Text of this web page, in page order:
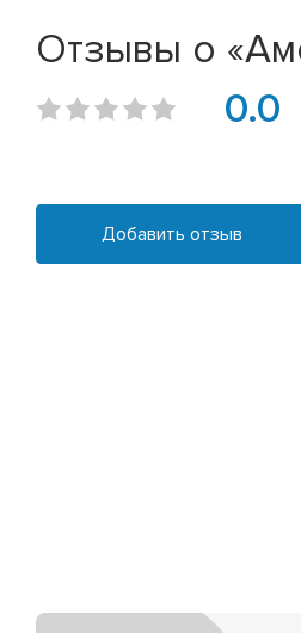
Отзывы о
0.0
Добавить отзыв